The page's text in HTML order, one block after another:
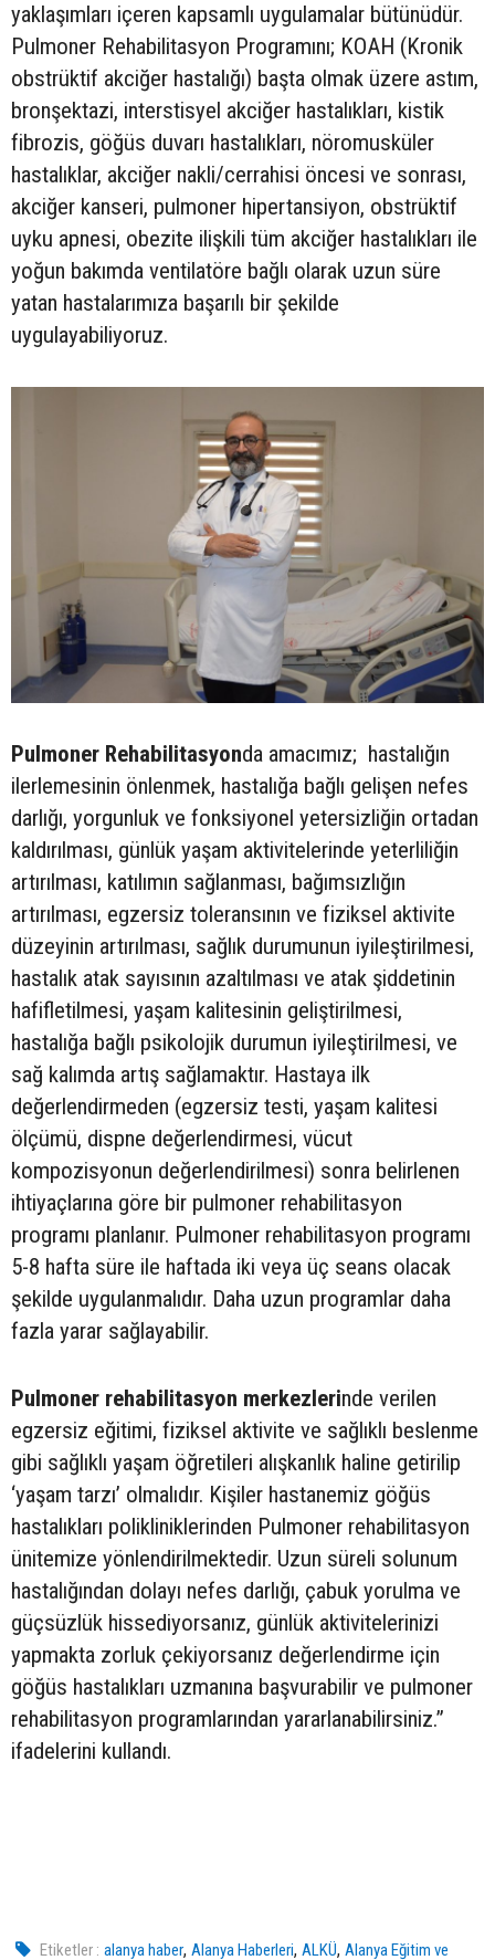
yaklaşımları içeren kapsamlı uygulamalar bütünüdür.
Pulmoner Rehabilitasyon Programını; KOAH (Kronik
obstrüktif akciğer hastalığı) başta olmak üzere astım,
bronşektazi, interstisyel akciğer hastalıkları, kistik
fibrozis, göğüs duvarı hastalıkları, nöromusküler
hastalıklar, akciğer nakli/cerrahisi öncesi ve sonrası,
akciğer kanseri, pulmoner hipertansiyon, obstrüktif
uyku apnesi, obezite ilişkili tüm akciğer hastalıkları ile
yoğun bakımda ventilatöre bağlı olarak uzun süre
yatan hastalarımıza başarılı bir şekilde
uygulayabiliyoruz.
Pulmoner Rehabilitasyonda amacımız; hastalığın
ilerlemesinin önlenmek, hastalığa bağlı gelişen nefes
darlığı, yorgunluk ve fonksiyonel yetersizliğin ortadan
kaldırılması, günlük yaşam aktivitelerinde yeterliliğin
artırılması, katılımın sağlanması, bağımsızlığın
artırılması, egzersiz toleransının ve fiziksel aktivite
düzeyinin artırılması, sağlık durumunun iyileştirilmesi,
hastalık atak sayısının azaltılması ve atak şiddetinin
hafifletilmesi, yaşam kalitesinin geliştirilmesi,
hastalığa bağlı psikolojik durumun iyileştirilmesi, ve
sağ kalımda artış sağlamaktır. Hastaya ilk
değerlendirmeden (egzersiz testi, yaşam kalitesi
ölçümü, dispne değerlendirmesi, vücut
kompozisyonun değerlendirilmesi) sonra belirlenen
ihtiyaçlarına göre bir pulmoner rehabilitasyon
programı planlanır. Pulmoner rehabilitasyon programı
5-8 hafta süre ile haftada iki veya üç seans olacak
şekilde uygulanmalıdır. Daha uzun programlar daha
fazla yarar sağlayabilir.
Pulmoner rehabilitasyon merkezlerinde verilen
egzersiz eğitimi, fiziksel aktivite ve sağlıklı beslenme
gibi sağlıklı yaşam öğretileri alışkanlık haline getirilip
‘yaşam tarzı’ olmalıdır. Kişiler hastanemiz göğüs
hastalıkları polikliniklerinden Pulmoner rehabilitasyon
ünitemize yönlendirilmektedir. Uzun süreli solunum
hastalığından dolayı nefes darlığı, çabuk yorulma ve
güçsüzlük hissediyorsanız, günlük aktivitelerinizi
yapmakta zorluk çekiyorsanız değerlendirme için
göğüs hastalıkları uzmanına başvurabilir ve pulmoner
rehabilitasyon programlarından yararlanabilirsiniz.”
ifadelerini kullandı.
Etiketler : alanya haber,Alanya Haberleri,ALKÜ,Alanya Eğitim ve